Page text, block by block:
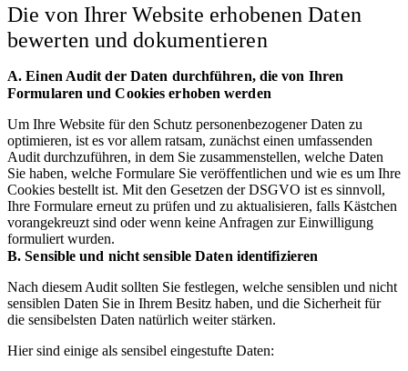
Die von Ihrer Website erhobenen Daten
bewerten und dokumentieren
A. Einen Audit der Daten durchführen, die von Ihren
Formularen und Cookies erhoben werden
Um Ihre Website für den Schutz personenbezogener Daten zu
optimieren, ist es vor allem ratsam, zunächst einen umfassenden
Audit durchzuführen, in dem Sie zusammenstellen, welche Daten
Sie haben, welche Formulare Sie veröffentlichen und wie es um Ihre
Cookies bestellt ist. Mit den Gesetzen der DSGVO ist es sinnvoll,
Ihre Formulare erneut zu prüfen und zu aktualisieren, falls Kästchen
vorangekreuzt sind oder wenn keine Anfragen zur Einwilligung
formuliert wurden.
B. Sensible und nicht sensible Daten identifizieren
Nach diesem Audit sollten Sie festlegen, welche sensiblen und nicht
sensiblen Daten Sie in Ihrem Besitz haben, und die Sicherheit für
die sensibelsten Daten natürlich weiter stärken.
Hier sind einige als sensibel eingestufte Daten: